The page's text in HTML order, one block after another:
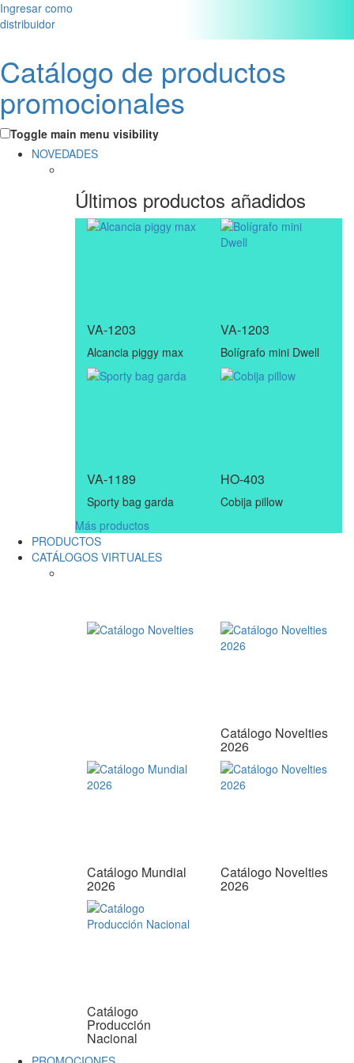
Ingresar como
distribuidor
Catálogo de productos
promocionales
Toggle main menu visibility
NOVEDADES
Últimos productos añadidos
VA-1203
Alcancia piggy max
VA-1203
Bolígrafo mini Dwell
VA-1189
Sporty bag garda
HO-403
Cobija pillow
Más productos
PRODUCTOS
CATÁLOGOS VIRTUALES
Catálogo Novelties
2026
Catálogo Mundial
2026
Catálogo Novelties
2026
Catálogo
Producción
Nacional